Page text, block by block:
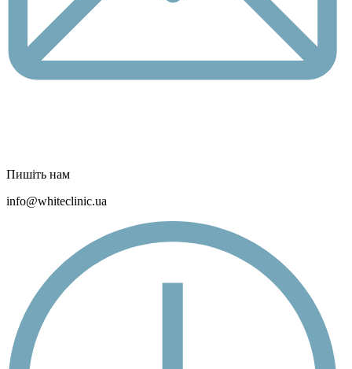
Пишіть нам
info@whiteclinic.ua